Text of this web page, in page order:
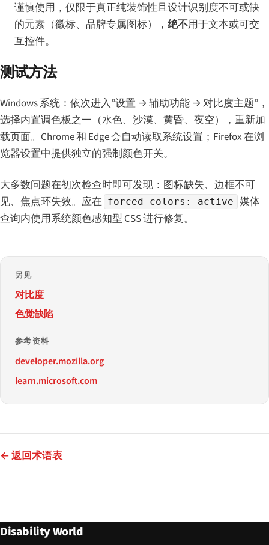
谨慎使用，仅限于真正纯装饰性且设计识别度不可或缺
的元素（徽标、品牌专属图标）， 绝不用于文本或可交
互控件。
测试方法
Windows 系统：依次进入”设置 → 辅助功能 → 对比度主题”，
选择内置调色板之一（水色、沙漠、黄昏、夜空），重新加
载页面。Chrome 和 Edge 会自动读取系统设置；Firefox 在浏
览器设置中提供独立的强制颜色开关。
大多数问题在初次检查时即可发现：图标缺失、边框不可
见、焦点环失效。应在 forced-colors: active 媒体
查询内使用系统颜色感知型 CSS 进行修复。
另见
对比度
色觉缺陷
参考资料
developer.mozilla.org
learn.microsoft.com
← 返回术语表
Disability World